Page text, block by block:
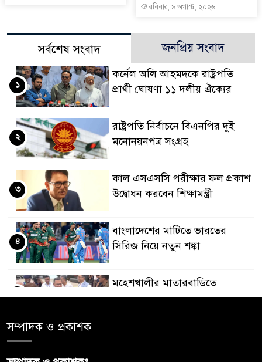
রবিবার, ৯ অগাস্ট, ২০২৬
সর্বশেষ সংবাদ জনপ্রিয় সংবাদ
কর্নেল অলি আহমদকে রাষ্ট্রপতি
প্রার্থী ঘোষণা ১১ দলীয় ঐক্যের
১
রাষ্ট্রপতি নির্বাচনে বিএনপির দুই
মনোনয়নপত্র সংগ্রহ
২
কাল এসএসসি পরীক্ষার ফল প্রকাশ
উদ্বোধন করবেন শিক্ষামন্ত্রী
৩
বাংলাদেশের মাটিতে ভারতের
সিরিজ নিয়ে নতুন শঙ্কা
৪
মহেশখালীর মাতারবাড়িতে
পৌঁছেছেন প্রধানমন্ত্রী
৬
সম্পাদক ও প্রকাশক